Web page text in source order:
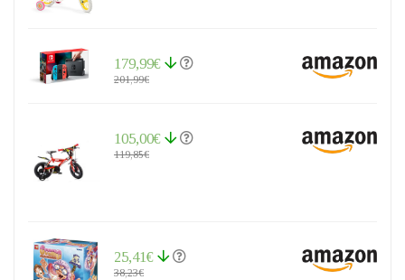
179,99€
201,99€
105,00€
119,85€
25,41€
38,23€